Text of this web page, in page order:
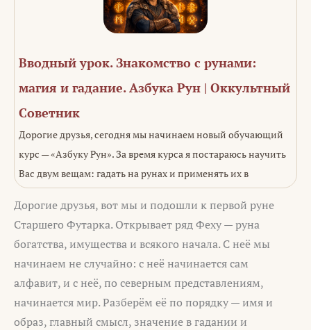
Вводный урок. Знакомство с рунами:
магия и гадание. Азбука Рун | Оккультный
Советник
Дорогие друзья, сегодня мы начинаем новый обучающий
курс — «Азбуку Рун». За время курса я постараюсь научить
Вас двум вещам: гадать на рунах и применять их в
Дорогие друзья, вот мы и подошли к первой руне
Старшего Футарка. Открывает ряд Феху — руна
богатства, имущества и всякого начала. С неё мы
начинаем не случайно: с неё начинается сам
алфавит, и с неё, по северным представлениям,
начинается мир. Разберём её по порядку — имя и
образ, главный смысл, значение в гадании и